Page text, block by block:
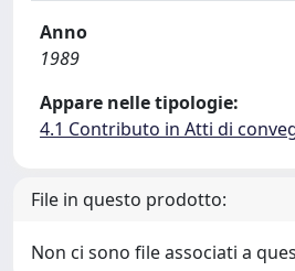
Anno
1989
Appare nelle tipologie:
4.1 Contributo in Atti di
File in questo prodotto:
Non ci sono file associati a